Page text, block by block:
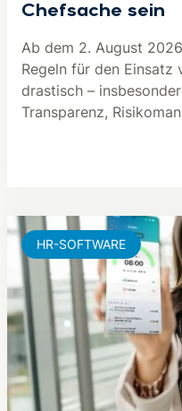
Chefsache sein
Ab dem 2. August
Regeln für den Einsatz
drastisch –
Transparenz,
HR-SOFTWARE